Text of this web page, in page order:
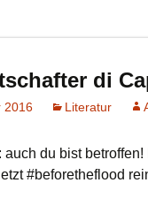
di
2016 Literatur
auch du bist betroffen!
#beforetheflood